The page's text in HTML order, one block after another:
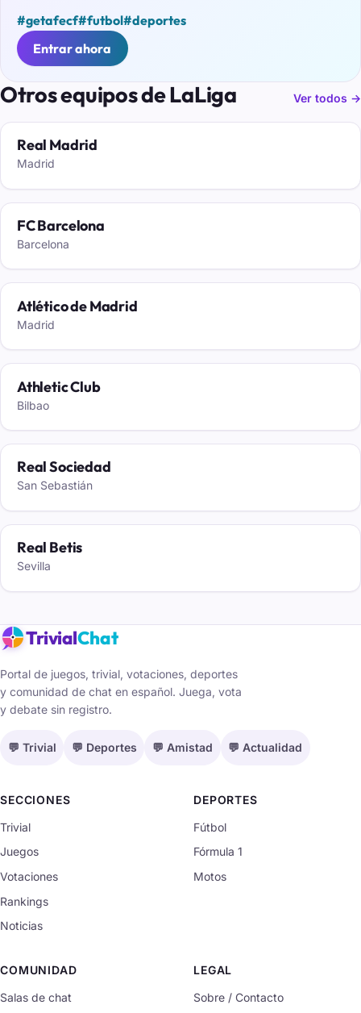
#getafecf#futbol#deportes
Entrar ahora
Otros equipos de LaLiga Ver todos →
Real Madrid
Madrid
FC Barcelona
Barcelona
Atlético de Madrid
Madrid
Athletic Club
Bilbao
Real Sociedad
San Sebastián
Real Betis
Sevilla
TrivialChat
Portal de juegos, trivial, votaciones, deportes
y comunidad de chat en español. Juega, vota
y debate sin registro.
💬 Trivial 💬 Deportes 💬 Amistad 💬 Actualidad
SECCIONES
Trivial
Juegos
Votaciones
Rankings
Noticias
DEPORTES
Fútbol
Fórmula 1
Motos
COMUNIDAD
Salas de chat
LEGAL
Sobre / Contacto